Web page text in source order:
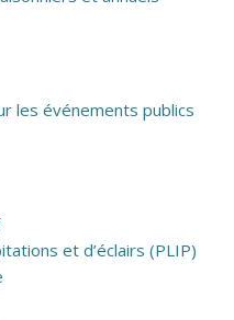
les événements publics
et d’éclairs (PLIP)